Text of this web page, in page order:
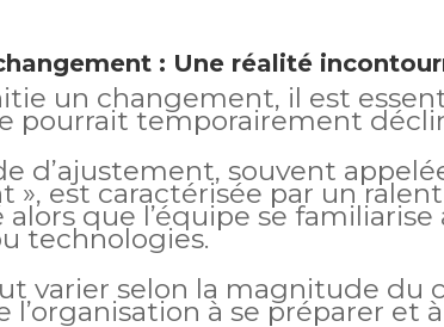
: Une réalité
un changement, il est
pourrait temporairement
d’ajustement, souvent
», est caractérisée par un
que l’équipe se familiarise
technologies.
varier selon la magnitude du
l’organisation à se préparer et